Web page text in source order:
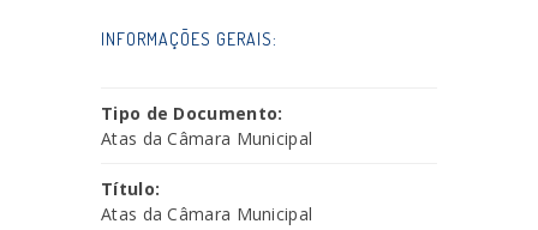
INFORMAÇÕES GERAIS:
Tipo de Documento:
Atas da Câmara Municipal
Título:
Atas da Câmara Municipal